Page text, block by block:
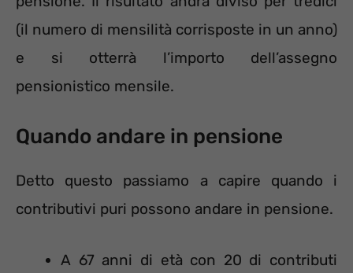
(il numero di mensilità corrisposte in un anno)
e si otterrà l’importo dell’assegno
pensionistico mensile.
Quando andare in pensione
Detto questo passiamo a capire quando i
contributivi puri possono andare in pensione.
A 67 anni di età con 20 di contributi